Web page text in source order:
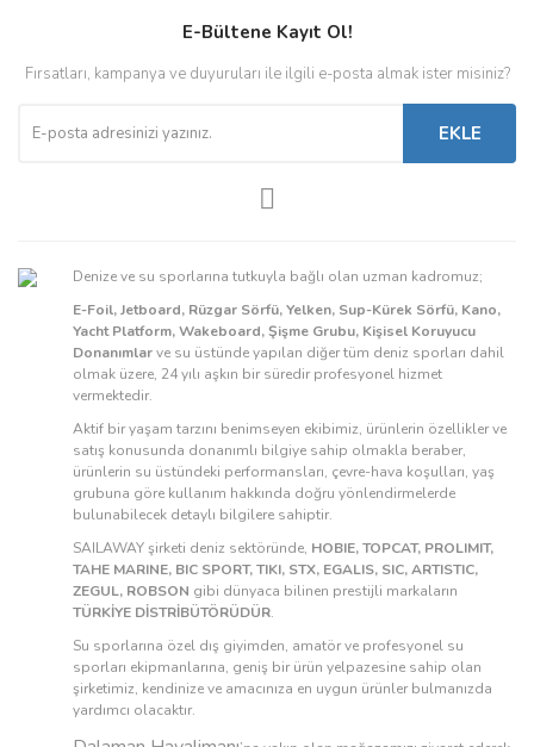
E-Bültene Kayıt Ol!
Fırsatları, kampanya ve duyuruları ile ilgili e-posta almak ister misiniz?
EKLE
Denize ve su sporlarına tutkuyla bağlı olan uzman kadromuz;
E-Foil, Jetboard, Rüzgar Sörfü, Yelken, Sup-Kürek Sörfü, Kano,
Yacht Platform, Wakeboard, Şişme Grubu, Kişisel Koruyucu
Donanımlarve su üstünde yapılan diğer tüm deniz sporları dahil
olmak üzere, 24 yılı aşkın bir süredir profesyonel hizmet
vermektedir.
Aktif bir yaşam tarzını benimseyen ekibimiz, ürünlerin özellikler ve
satış konusunda donanımlı bilgiye sahip olmakla beraber,
ürünlerin su üstündeki performansları, çevre-hava koşulları, yaş
grubuna göre kullanım hakkında doğru yönlendirmelerde
bulunabilecek detaylı bilgilere sahiptir.
SAILAWAY şirketi deniz sektöründe, HOBIE, TOPCAT, PROLIMIT,
TAHE MARINE, BIC SPORT, TIKI, STX, EGALIS, SIC, ARTISTIC,
ZEGUL, ROBSON gibi dünyaca bilinen prestijli markaların
TÜRKİYE DİSTRİBÜTÖRÜDÜR.
Su sporlarına özel dış giyimden, amatör ve profesyonel su
sporları ekipmanlarına, geniş bir ürün yelpazesine sahip olan
şirketimiz, kendinize ve amacınıza en uygun ürünler bulmanızda
yardımcı olacaktır.